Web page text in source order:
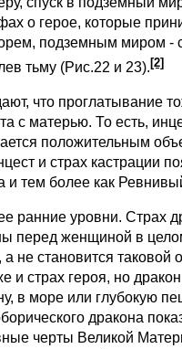
о герое, которые
подземным миром -
тьму (Рис.22 и 23). [2]
что проглатывание
с матерью. То есть,
положительным
и страх кастрации
и тем более как
ранние уровни. Страх
перед женщиной в
не становится таковой
и страх героя, но
в море или глубокую
дракона
черты Великой